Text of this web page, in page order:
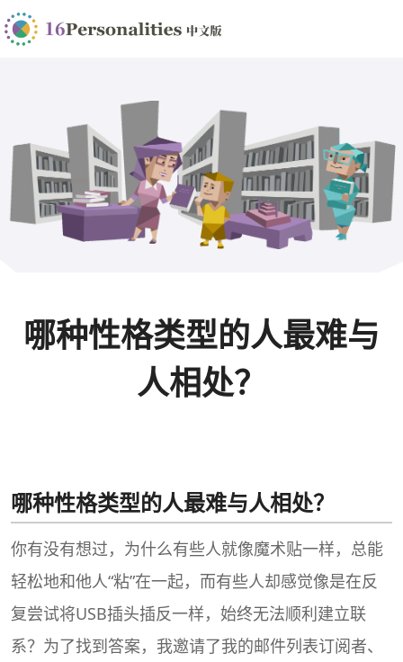
哪种性格类型的人最难与
人相处？
哪种性格类型的人最难与人相处？
你有没有想过，为什么有些人就像魔术贴一样，总能
轻松地和他人“粘”在一起，而有些人却感觉像是在反
复尝试将USB插头插反一样，始终无法顺利建立联
系？为了找到答案，我邀请了我的邮件列表订阅者、